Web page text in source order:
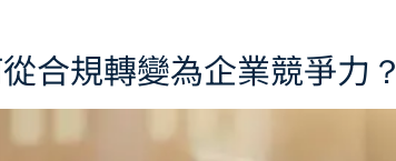
合規轉變為企業競爭力？